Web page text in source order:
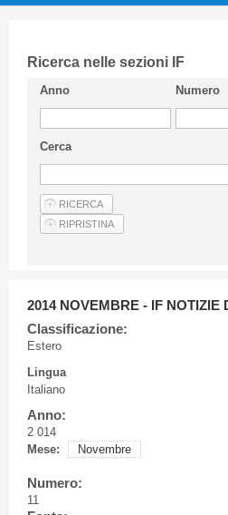
CIFI in breve
Linee Guida
Privacy Policy
Articoli
Ricerca nelle sezioni IF
Anno Numero
Cerca
2014 NOVEMBRE - IF NOTIZIE
Classificazione:
Estero
Lingua
Italiano
Anno:
2 014
Mese:
Novembre
Numero:
11